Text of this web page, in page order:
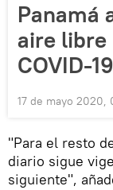
Panamá
aire libre
COVID-19
17 de mayo 2020,
"Para el resto
diario sigue
siguiente",